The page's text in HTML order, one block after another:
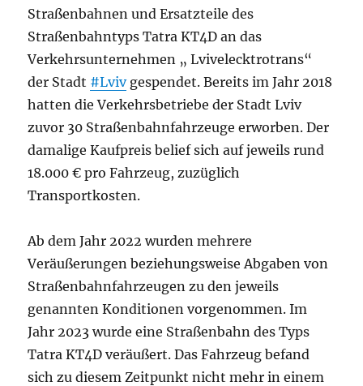
Straßenbahnen und Ersatzteile des
Straßenbahntyps Tatra KT4D an das
Verkehrsunternehmen „ Lvivelecktrotrans“
der Stadt #Lvivgespendet. Bereits im Jahr 2018
hatten die Verkehrsbetriebe der Stadt Lviv
zuvor 30 Straßenbahnfahrzeuge erworben. Der
damalige Kaufpreis belief sich auf jeweils rund
18.000 € pro Fahrzeug, zuzüglich
Transportkosten.
Ab dem Jahr 2022 wurden mehrere
Veräußerungen beziehungsweise Abgaben von
Straßenbahnfahrzeugen zu den jeweils
genannten Konditionen vorgenommen. Im
Jahr 2023 wurde eine Straßenbahn des Typs
Tatra KT4D veräußert. Das Fahrzeug befand
sich zu diesem Zeitpunkt nicht mehr in einem